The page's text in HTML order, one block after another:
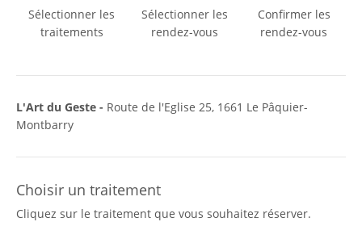
Sélectionner les
traitements
Sélectionner les
rendez-vous
Confirmer les
rendez-vous
L'Art du Geste - Route de l'Eglise 25, 1661 Le Pâquier-
Montbarry
Choisir un traitement
Cliquez sur le traitement que vous souhaitez réserver.